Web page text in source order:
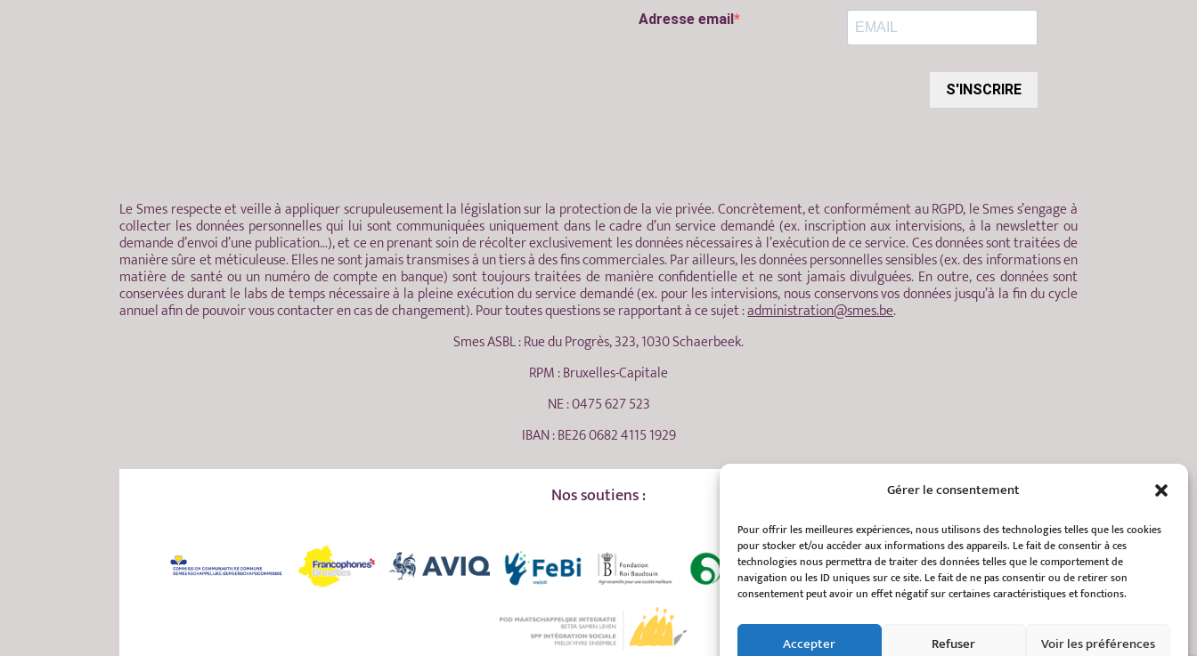
Gérer le consentement
Pour offrir les meilleures expériences, nous utilisons des technologies telles que les cookies
pour stocker et/ou accéder aux informations des appareils. Le fait de consentir à ces
technologies nous permettra de traiter des données telles que le comportement de
navigation ou les ID uniques sur ce site. Le fait de ne pas consentir ou de retirer son
consentement peut avoir un effet négatif sur certaines caractéristiques et fonctions.
Accepter Refuser Voir les préférences
Adresse email
S'INSCRIRE
Le Smes respecte et veille à appliquer scrupuleusement la législation sur la protection de la vie privée. Concrètement, et conformément au RGPD, le Smes s’engage à
collecter les données personnelles qui lui sont communiquées uniquement dans le cadre d’un service demandé (ex. inscription aux intervisions, à la newsletter ou
demande d’envoi d’une publication…), et ce en prenant soin de récolter exclusivement les données nécessaires à l’exécution de ce service. Ces données sont traitées de
manière sûre et méticuleuse. Elles ne sont jamais transmises à un tiers à des fins commerciales. Par ailleurs, les données personnelles sensibles (ex. des informations en
matière de santé ou un numéro de compte en banque) sont toujours traitées de manière confidentielle et ne sont jamais divulguées. En outre, ces données sont
conservées durant le labs de temps nécessaire à la pleine exécution du service demandé (ex. pour les intervisions, nous conservons vos données jusqu’à la fin du cycle
annuel afin de pouvoir vous contacter en cas de changement). Pour toutes questions se rapportant à ce sujet :administration@smes.be.
Smes ASBL : Rue du Progrès, 323, 1030 Schaerbeek.
RPM : Bruxelles-Capitale
NE : 0475 627 523
IBAN : BE26 0682 4115 1929
Nos soutiens :